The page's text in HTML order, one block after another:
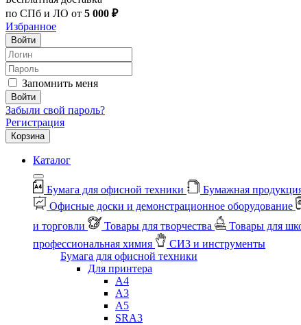
по СПб и ЛО от 5 000 ₽
Избранное
Войти
Запомнить меня
Войти
Забыли свой пароль?
Регистрация
Корзина
Каталог
Бумага для офисной техники Бумажная
Офисные доски и демонстрационное оборудование
и торговли
Товары для творчества Товары для
профессиональная химия
СИЗ и инструменты
Бумага для офисной техники
Для принтера
А4
А3
А5
SRA3